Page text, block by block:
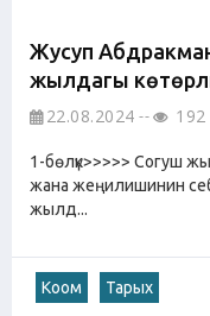
Жусуп
жылдагы
22.08.2024 192
1-бөлүк>>>>> Согуш
жана жеңилишинин
жылд...
Коом Тарых